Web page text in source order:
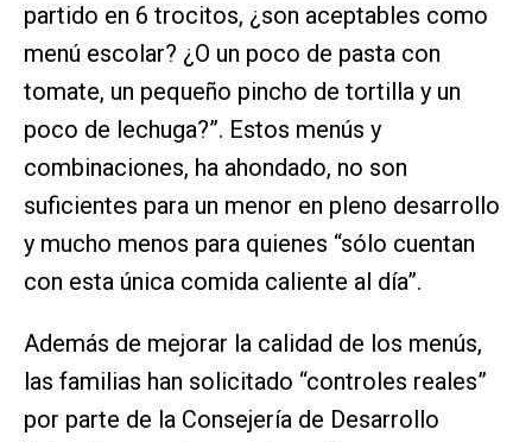
partido en 6 trocitos, ¿son aceptables como
menú escolar? ¿O un poco de pasta con
tomate, un pequeño pincho de tortilla y un
poco de lechuga?”. Estos menús y
combinaciones, ha ahondado, no son
suficientes para un menor en pleno desarrollo
y mucho menos para quienes “sólo cuentan
con esta única comida caliente al día”.
Además de mejorar la calidad de los menús,
las familias han solicitado “controles reales”
por parte de la Consejería de Desarrollo